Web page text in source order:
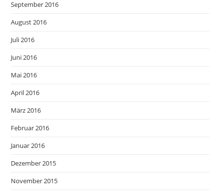
September 2016
August 2016
Juli 2016
Juni 2016
Mai 2016
April 2016
März 2016
Februar 2016
Januar 2016
Dezember 2015
November 2015